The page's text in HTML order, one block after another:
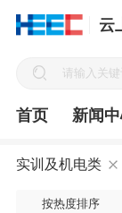
云
首页 新闻
实训及机电类
按热度排序